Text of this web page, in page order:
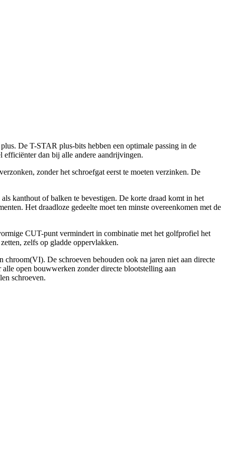
De T-STAR plus-bits hebben een optimale passing in de
dan bij alle andere aandrijvingen.
zonder het schroefgat eerst te moeten verzinken. De
kanthout of balken te bevestigen. De korte draad komt in het
Het draadloze gedeelte moet ten minste overeenkomen met de
CUT-punt vermindert in combinatie met het golfprofiel het
zelfs op gladde oppervlakken.
De schroeven behouden ook na jaren niet aan directe
open bouwwerken zonder directe blootstelling aan
schroeven.